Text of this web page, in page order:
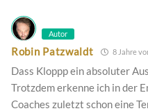
Autor
Robin Patzwaldt 8 Jahre
Dass Kloppp ein absoluter
Trotzdem erkenne ich in der
Coaches zuletzt schon eine